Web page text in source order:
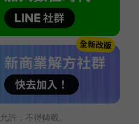
許，不得轉載。